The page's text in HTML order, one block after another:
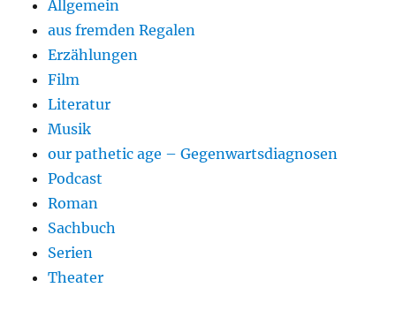
Allgemein
aus fremden Regalen
Erzählungen
Film
Literatur
Musik
our pathetic age – Gegenwartsdiagnosen
Podcast
Roman
Sachbuch
Serien
Theater